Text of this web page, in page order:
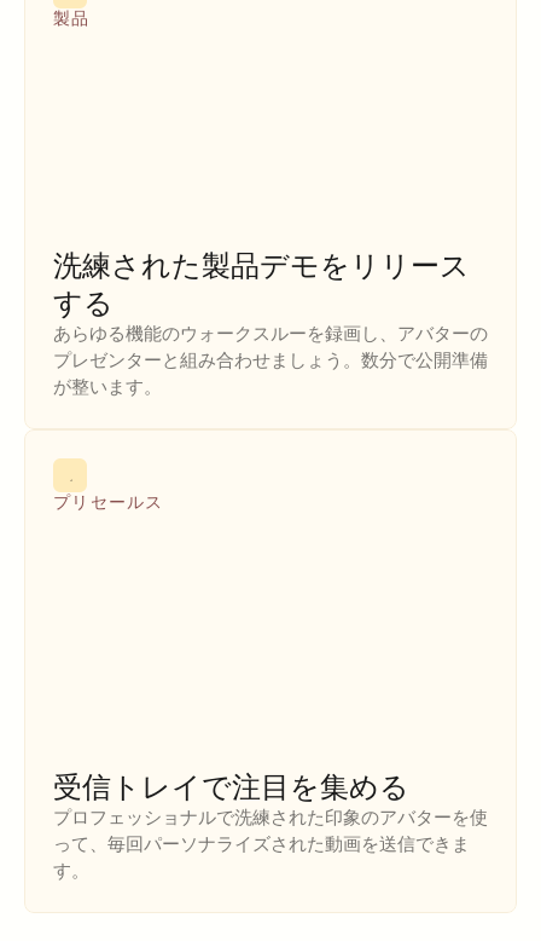
製品
洗練された製品デモをリリース
する
あらゆる機能のウォークスルーを録画し、アバターの
プレゼンターと組み合わせましょう。数分で公開準備
が整います。
プリセールス
受信トレイで注目を集める
プロフェッショナルで洗練された印象のアバターを使
って、毎回パーソナライズされた動画を送信できま
す。